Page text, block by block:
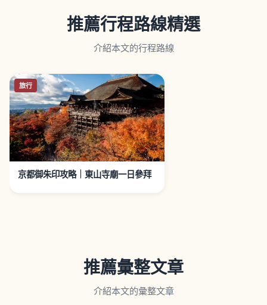
推薦行程路線精選
介紹本文的行程路線
旅行
京都御朱印攻略｜東山寺廟一日參拜
推薦彙整文章
介紹本文的彙整文章